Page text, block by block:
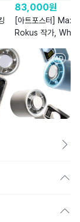
83,000원
[아트포스터]
Rokus 작가,
AD